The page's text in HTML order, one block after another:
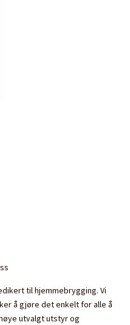
til hjemmebrygging. Vi
å gjøre det enkelt for alle å
utvalgt utstyr og